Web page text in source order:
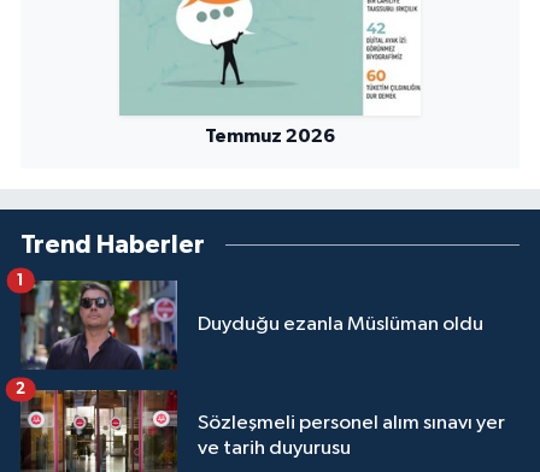
Temmuz 2026
Trend Haberler
Duyduğu ezanla Müslüman oldu
1
Sözleşmeli personel alım sınavı yer
ve tarih duyurusu
2
Yozgat Müftülüğü